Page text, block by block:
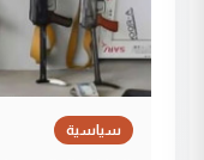
سياسية